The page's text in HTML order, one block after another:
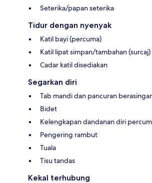
Seterika/papan seterika
Tidur dengan nyenyak
Katil bayi (percuma)
Katil lipat simpan/tambahan (surcaj)
Cadar katil disediakan
Segarkan diri
Tab mandi dan pancuran
Bidet
Kelengkapan dandanan diri
Pengering rambut
Tuala
Tisu tandas
Kekal terhubung